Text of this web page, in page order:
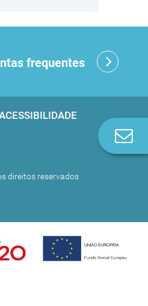
frequentes
direitos reservados